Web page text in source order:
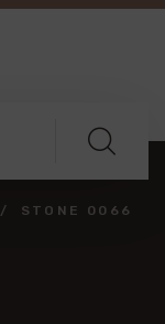
STONE 0066